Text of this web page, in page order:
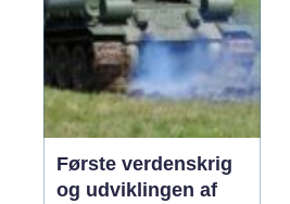
Første verdenskrig
og udviklingen af